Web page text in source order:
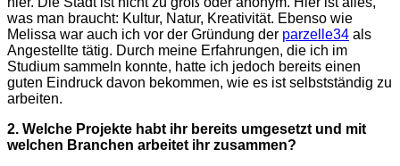
was man braucht: Kultur, Natur, Kreativität. Ebenso wie
Melissa war auch ich vor der Gründung der parzelle34 als
Angestellte tätig. Durch meine Erfahrungen, die ich im
Studium sammeln konnte, hatte ich jedoch bereits einen
guten Eindruck davon bekommen, wie es ist selbstständig zu
arbeiten.
2. Welche Projekte habt ihr bereits umgesetzt und mit
welchen Branchen arbeitet ihr zusammen?